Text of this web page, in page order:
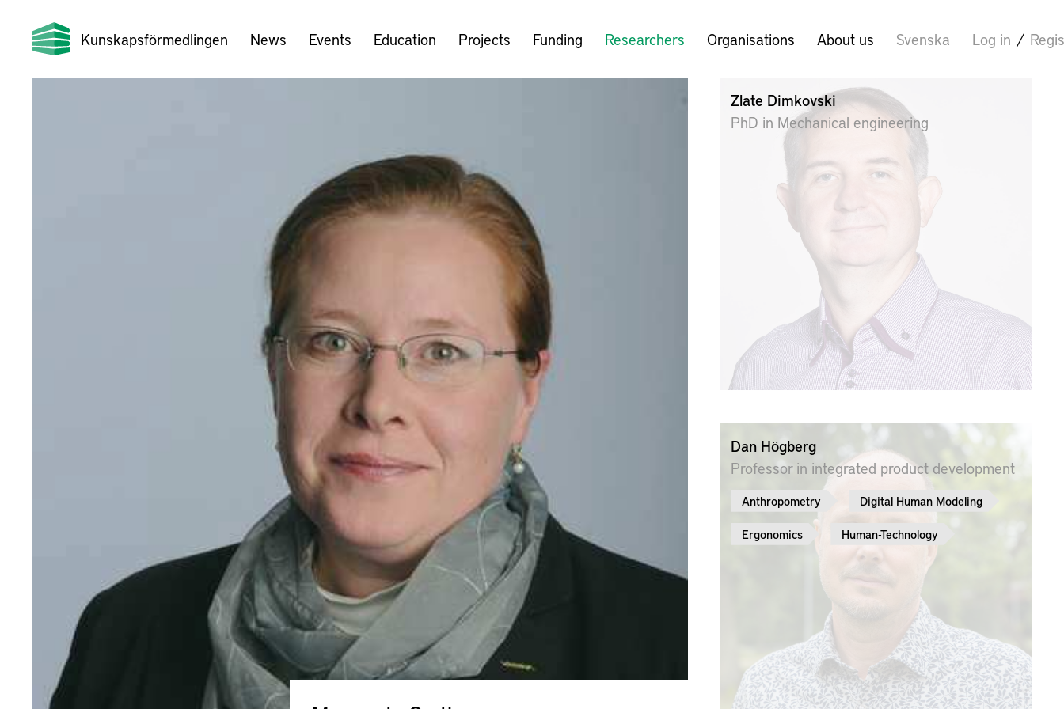
Kunskapsförmedlingen News Events Education Projects Funding Researchers Organisations About us Svenska Log in /
Zlate Dimkovski
PhD in Mechanical engineering
Dan Högberg
Professor in integrated product development
Anthropometry Digital Human Modeling
Ergonomics Human-Technology